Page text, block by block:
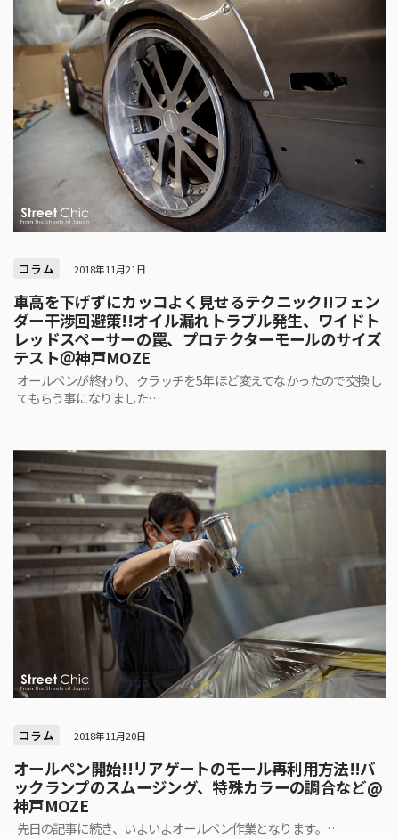
コラム 2018年11月21日
車高を下げずにカッコよく見せるテクニック!!フェン
ダー干渉回避策!!オイル漏れトラブル発生、ワイドト
レッドスペーサーの罠、プロテクターモールのサイズ
テスト＠神戸MOZE
オールペンが終わり、クラッチを5年ほど変えてなかったので交換し
てもらう事になりました…
コラム 2018年11月20日
オールペン開始!!リアゲートのモール再利用方法!!バ
ックランプのスムージング、特殊カラーの調合など@
神戸MOZE
先日の記事に続き、いよいよオールペン作業となります。…